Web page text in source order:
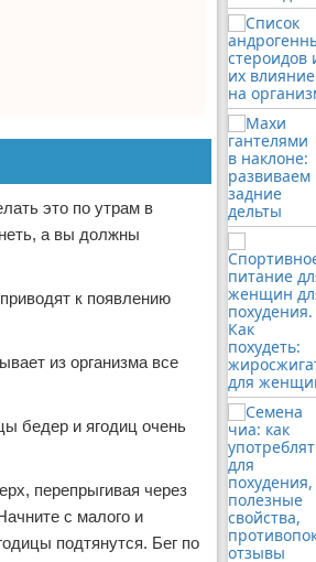
это по утрам в
а вы должны
к появлению
из организма все
бедер и ягодиц очень
перепрыгивая через
с малого и
подтянутся. Бег по